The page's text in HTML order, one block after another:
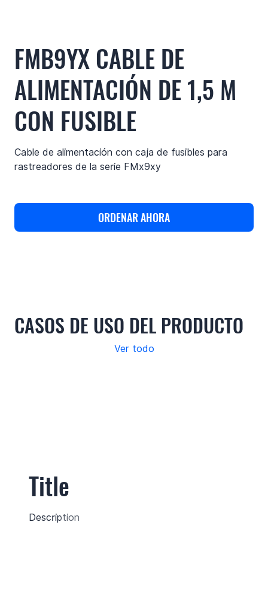
FMB9YX CABLE DE
ALIMENTACIÓN DE 1,5 M
CON FUSIBLE
Cable de alimentación con caja de fusibles para
rastreadores de la serie FMx9xy
ORDENAR AHORA
CASOS DE USO DEL PRODUCTO
Ver todo
Title
Description